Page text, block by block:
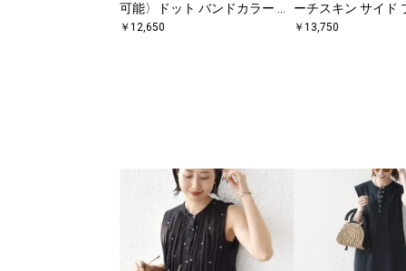
可能〉ドット バンドカラー プ
リーツ ロング ワンピース
￥ 12,650
ーチスキン サイド
ンドカラー シャツ
￥ 13,750